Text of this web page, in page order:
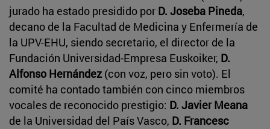
jurado ha estado presidido por D. Joseba Pineda,
decano de la Facultad de Medicina y Enfermería de
la UPV-EHU, siendo secretario, el director de la
Fundación Universidad-Empresa Euskoiker, D.
Alfonso Hernández (con voz, pero sin voto). El
comité ha contado también con cinco miembros
vocales de reconocido prestigio: D. Javier Meana
de la Universidad del País Vasco, D. Francesc